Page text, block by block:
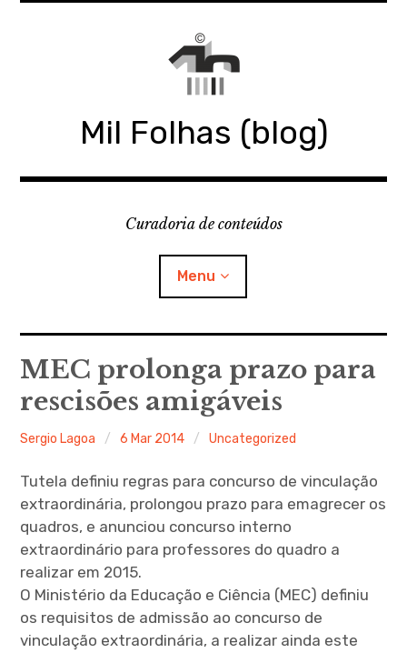
Mil Folhas (blog)
Curadoria de conteúdos
Menu
MIL FOLHAS
BLOG
MEC prolonga prazo para
rescisões amigáveis
Sergio Lagoa 6 Mar 2014 Uncategorized
Tutela definiu regras para concurso de vinculação
extraordinária, prolongou prazo para emagrecer os
quadros, e anunciou concurso interno
extraordinário para professores do quadro a
realizar em 2015.
O Ministério da Educação e Ciência (MEC) definiu
os requisitos de admissão ao concurso de
vinculação extraordinária, a realizar ainda este